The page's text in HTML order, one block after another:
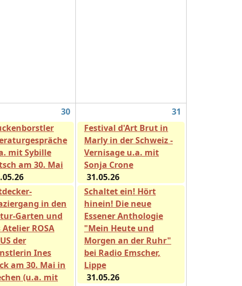
30
31
mit Sybille
am 30. Mai
in den
Garten und
Atelier ROSA
der
Ines
am 30. Mai in
(u.a. mit
Festival d'Art Brut in
Marly in der Schweiz -
Vernisage u.a. mit
Sonja Crone
31.05.26
Schaltet ein! Hört
hinein! Die neue
Essener Anthologie
"Mein Heute und
Morgen an der Ruhr"
bei Radio Emscher,
Lippe
31.05.26